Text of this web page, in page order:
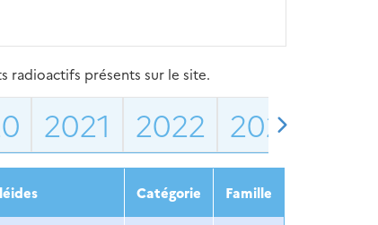
radioactifs présents sur le site.
2021 2022 2023
Catégorie Famille